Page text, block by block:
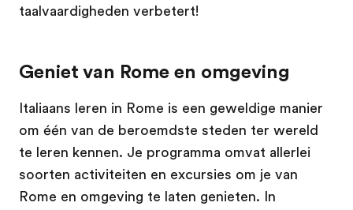
taalvaardigheden verbetert!
Geniet van Rome en omgeving
Italiaans leren in Rome is een geweldige manier
om één van de beroemdste steden ter wereld
te leren kennen. Je programma omvat allerlei
soorten activiteiten en excursies om je van
Rome en omgeving te laten genieten. In